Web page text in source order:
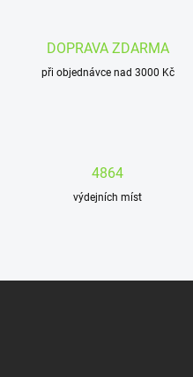
DOPRAVA ZDARMA
při objednávce nad 3000 Kč
4864
výdejních míst